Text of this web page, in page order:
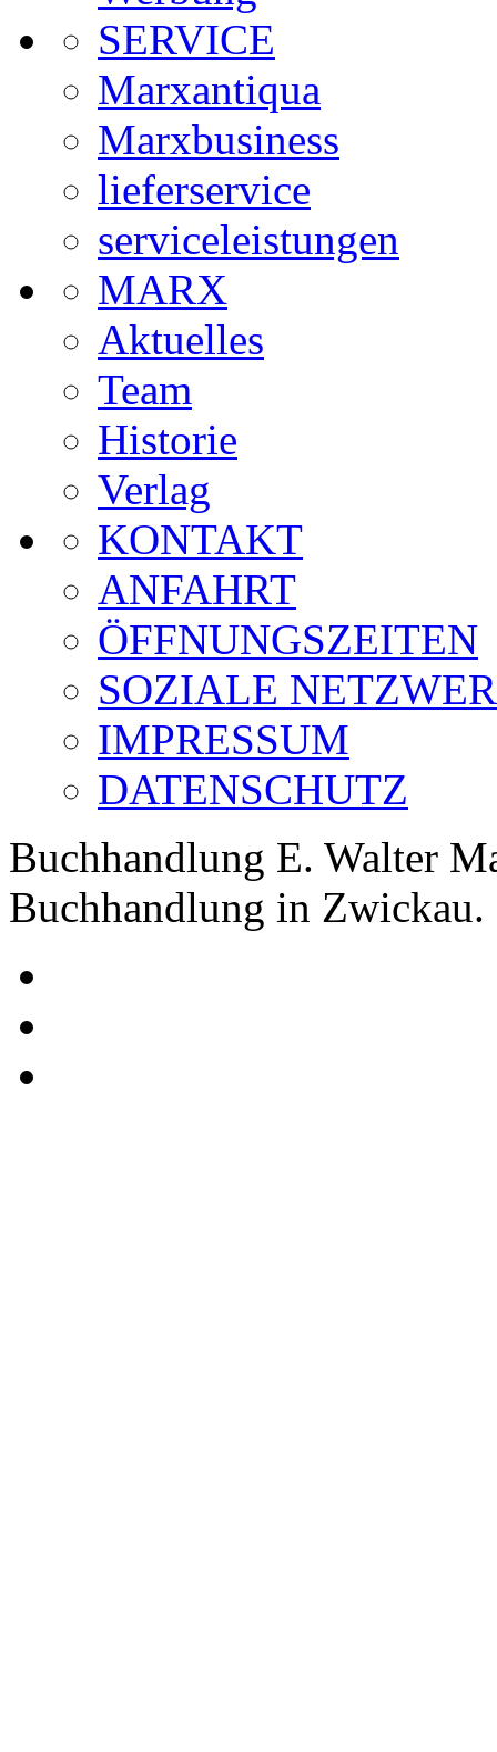
SERVICE
Marxantiqua
Marxbusiness
lieferservice
serviceleistungen
MARX
Aktuelles
Team
Historie
Verlag
KONTAKT
ANFAHRT
ÖFFNUNGSZEITEN
SOZIALE
IMPRESSUM
DATENSCHUTZ
Buchhandlung E. Walter
Buchhandlung in